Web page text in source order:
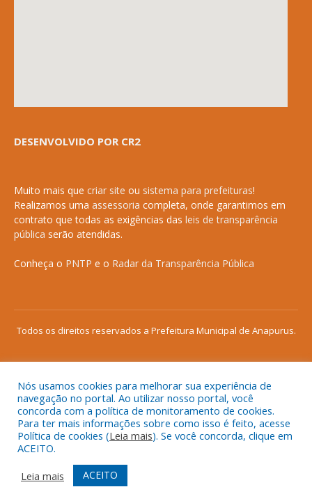
DESENVOLVIDO POR CR2
Muito mais que criar site ou sistema para prefeituras!
Realizamos uma assessoria completa, onde garantimos em
contrato que todas as exigências das leis de transparência
pública serão atendidas.
Conheça o PNTP e o Radar da Transparência Pública
Todos os direitos reservados a Prefeitura Municipal de Anapurus.
Mapa do Site
Acessar Área Administrativa
Acessar o Webmail
Nós usamos cookies para melhorar sua experiência de
navegação no portal. Ao utilizar nosso portal, você
concorda com a política de monitoramento de cookies.
Para ter mais informações sobre como isso é feito, acesse
Política de cookies (Leia mais). Se você concorda, clique em
ACEITO.
Leia mais
ACEITO